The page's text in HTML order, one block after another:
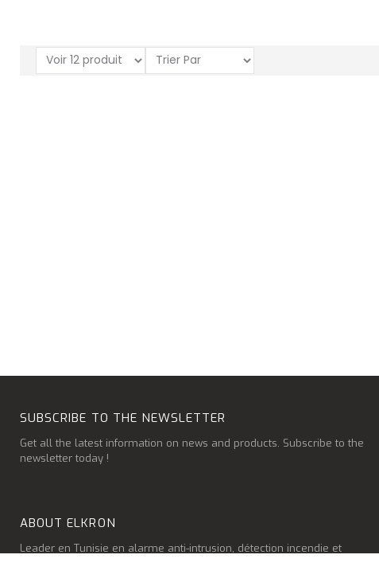
SUBSCRIBE TO THE NEWSLETTER
Get all the latest information on news and products. Subscribe to the
newsletter today !
ABOUT ELKRON
Leader en Tunisie en alarme anti-intrusion, détection incendie et